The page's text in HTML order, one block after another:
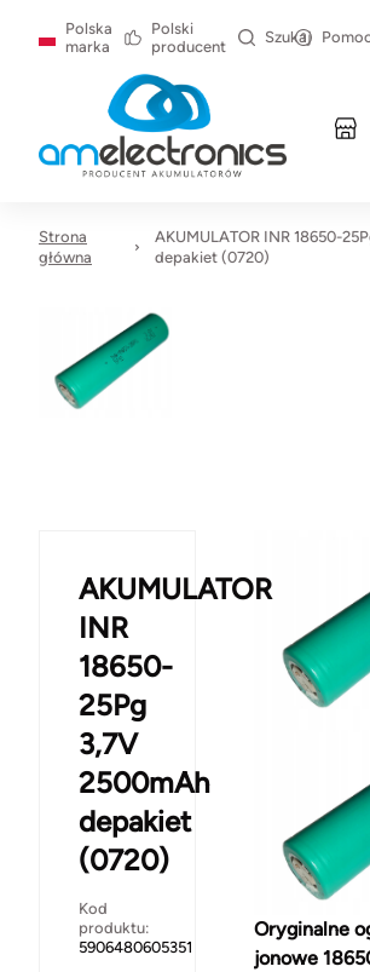
Polska
marka
Polski
producent
Szukaj
Strona
główna
AKUMULATOR INR 18650-
depakiet (0720)
AKUMULATOR
INR
18650-
25Pg
3,7V
2500mAh
depakiet
(0720)
Kod
produktu:
5906480605351
Oryginalne
jonowe